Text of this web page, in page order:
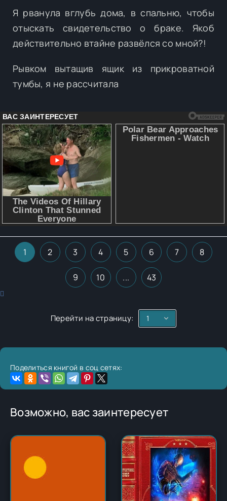
Я рванула вглубь дома, в спальню, чтобы
отыскать свидетельство о браке. Якоб
действительно втайне развёлся со мной?!
Рывком вытащив ящик из прикроватной
тумбы, я не рассчитала
1 2 3 4 5 6 7 8
9 10 ... 43
Перейти на страницу:
Поделиться книгой в соц сетях:
Возможно, вас заинтересует